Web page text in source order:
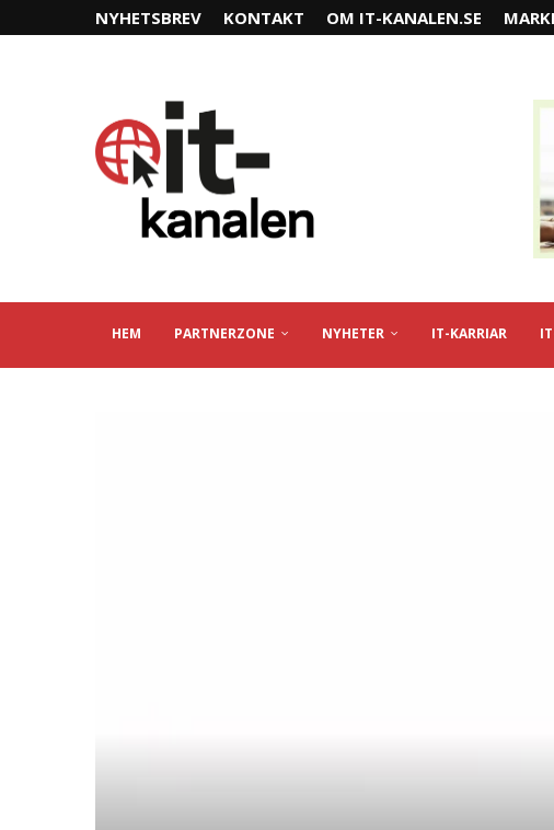
NYHETSBREV KONTAKT OM IT-KANALEN.SE
HEM PARTNERZONE NYHETER IT-KARRIAR